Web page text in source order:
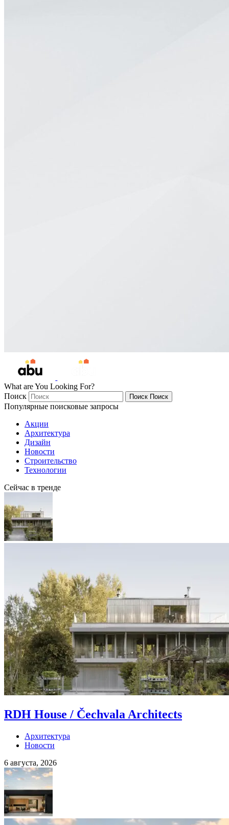
What are You Looking For?
Поиск
Поиск Поиск
Популярные поисковые запросы
Акции
Архитектура
Дизайн
Новости
Строительство
Технологии
Сейчас в тренде
RDH House / Čechvala Architects
Архитектура
Новости
6 августа, 2026